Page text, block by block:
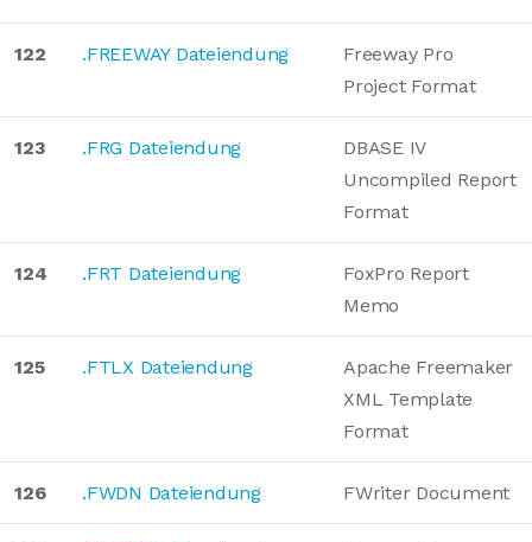
122 .FREEWAY Dateiendung
Freeway Pro
Project Format
123 .FRG Dateiendung
DBASE IV
Uncompiled Report
Format
124 .FRT Dateiendung
FoxPro Report
Memo
125 .FTLX Dateiendung
Apache Freemaker
XML Template
Format
126 .FWDN Dateiendung FWriter Document